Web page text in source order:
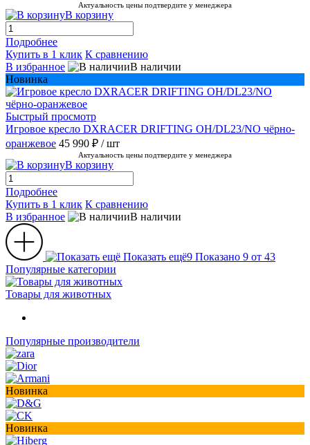
Актуальность цены подтвердите у менеджера
В корзину
Подробнее
Купить в 1 клик К сравнению
В избранное
В наличии
Новинка
Быстрый просмотр
Игровое кресло DXRACER DRIFTING OH/DL23/NO чёрно-
оранжевое 45 990 ₽ / шт
Актуальность цены подтвердите у менеджера
В корзину
Подробнее
Купить в 1 клик К сравнению
В избранное
В наличии
Показать ещё9 Показано 9 от 43
Популярные категории
Товары для животных
Популярные производители
Новинка
Новинка